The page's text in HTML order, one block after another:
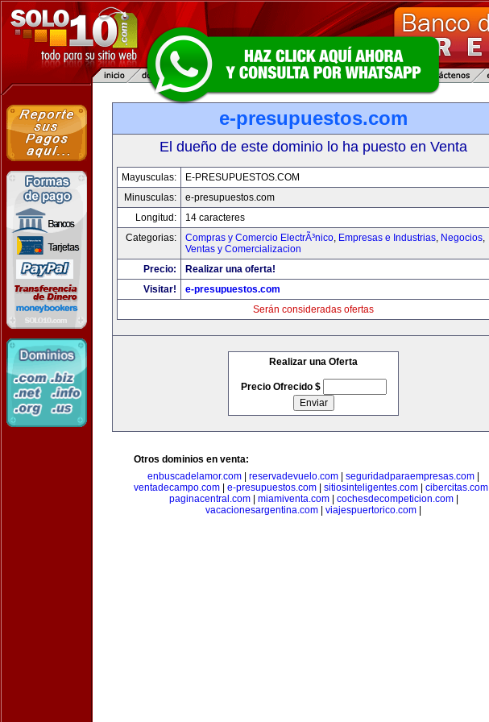
e-presupuestos.com
El dueño de este dominio lo ha puesto en Venta
Mayusculas:
E-PRESUPUESTOS.COM
Minusculas:
e-presupuestos.com
Longitud:
14 caracteres
Categorias:
Compras y Comercio ElectrÃ³nico, Empresas e Industrias, Negocios,
Ventas y Comercializacion
Precio:
Realizar una oferta!
Visitar!
e-presupuestos.com
Serán consideradas ofertas
Realizar una Oferta
Precio Ofrecido $
Otros dominios en venta:
enbuscadelamor.com
reservadevuelo.com seguridadparaempresas.com
ventadecampo.com
e-presupuestos.com sitiosinteligentes.com cibercitas.com
paginacentral.com| miamiventa.com| cochesdecompeticion.com|
vacacionesargentina.com
viajespuertorico.com